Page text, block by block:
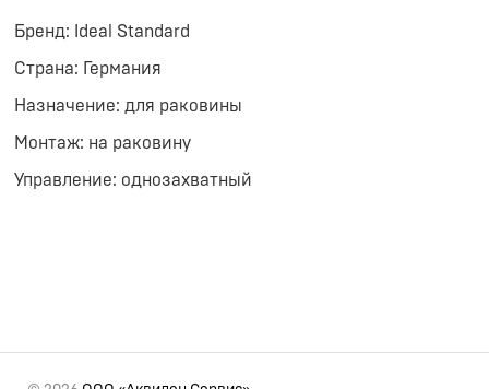
Бренд: Ideal Standard
Страна: Германия
Назначение: для раковины
Монтаж: на раковину
Управление: однозахватный